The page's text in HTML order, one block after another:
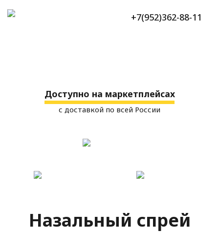
+7(952)362-88-11
Доступно на маркетплейсах
с доставкой по всей России
Назальный спрей